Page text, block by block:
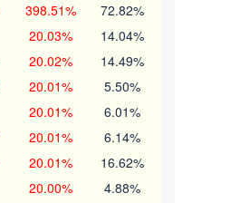
398.51% 72.82%
20.03% 14.04%
20.02% 14.49%
20.01% 5.50%
20.01% 6.01%
20.01% 6.14%
20.01% 16.62%
20.00% 4.88%